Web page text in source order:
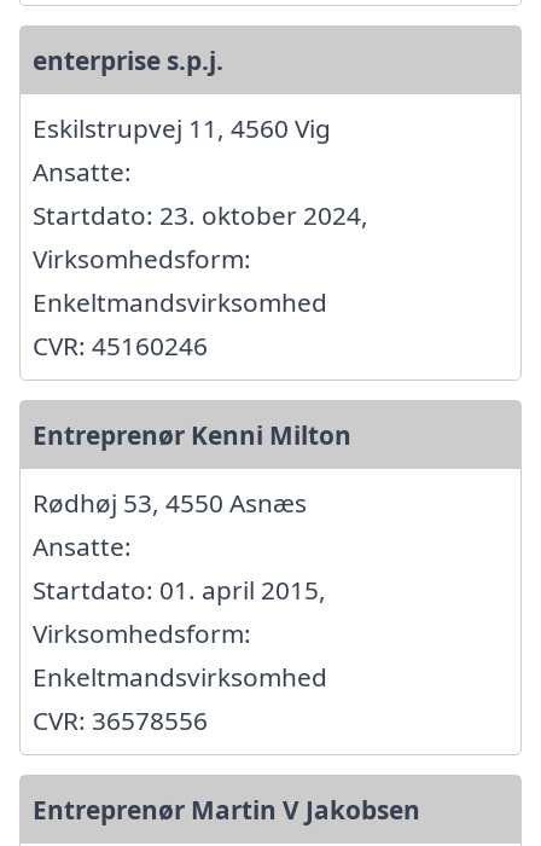
enterprise s.p.j.
Eskilstrupvej 11, 4560 Vig
Ansatte:
Startdato: 23. oktober 2024,
Virksomhedsform:
Enkeltmandsvirksomhed
CVR: 45160246
Entreprenør Kenni Milton
Rødhøj 53, 4550 Asnæs
Ansatte:
Startdato: 01. april 2015,
Virksomhedsform:
Enkeltmandsvirksomhed
CVR: 36578556
Entreprenør Martin V Jakobsen